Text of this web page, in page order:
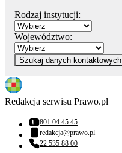
Rodzaj instytucji:
Województwo:
Szukaj danych kontaktowych
Redakcja serwisu Prawo.pl
Numer telefonu:
801 04 45 45
Adres email:
redakcja@prawo.pl
Numer telefonu:
22 535 88 00